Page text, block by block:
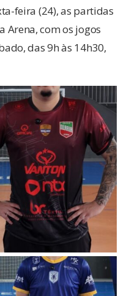
feira (24), as partidas
Arena, com os jogos
das 9h às 14h30,